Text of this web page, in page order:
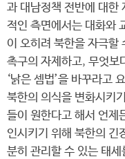
과 대남정책 전반에 대한
적인 측면에서는 대화와
이 오히려 북한을 자극할
촉구의 자제하고, 무엇보
‘낡은 셈법’을 바꾸라고
북한의 의식을 변화시키
들이 원한다고 해서 언제
인시키기 위해 북한의 긴
분히 관리할 수 있는 태